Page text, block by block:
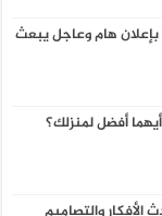
هام وعاجل يبعث
أفضل لمنزلك؟